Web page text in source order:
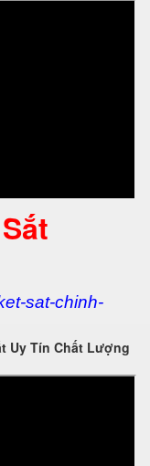
sat-chinh-
Uy Tín Chất Lượng